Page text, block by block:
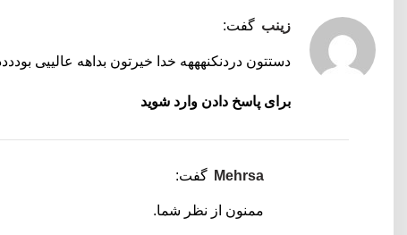
زینب گفت:
دستتون دردنکنهههه خدا خیرتون بداهه عالییی
برای پاسخ دادن وارد شوید
Mehrsa گفت:
ممنون از نظر شما.